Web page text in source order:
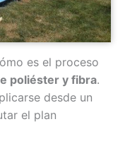
es el proceso
poliéster y fibra.
desde un
el plan